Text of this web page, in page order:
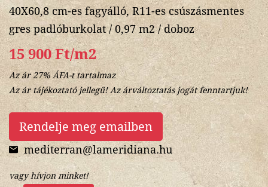
40X60,8 cm-es fagyálló, R11-es csúszásmentes
gres padlóburkolat / 0,97 m2 / doboz
15 900 Ft/m2
Az ár 27% ÁFA-t tartalmaz
Az ár tájékoztató jellegű! Az árváltoztatás jogát fenntartjuk!
Rendelje meg emailben
mediterran@lameridiana.hu
vagy hívjon minket!